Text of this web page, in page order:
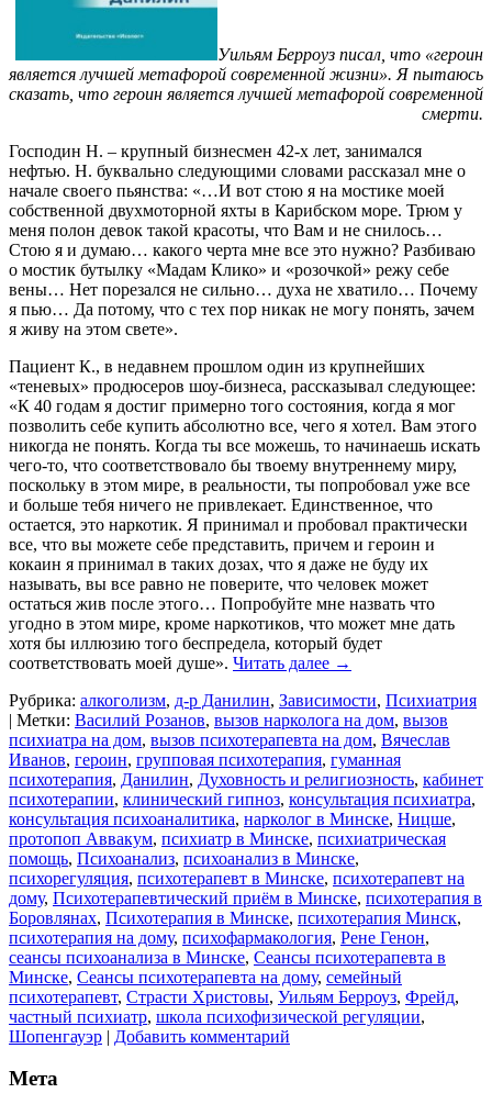
Уильям Берроуз писал, что «героин
является лучшей метафорой современной жизни». Я пытаюсь
сказать, что героин является лучшей метафорой современной
смерти.
Господин Н. – крупный бизнесмен 42-х лет, занимался
нефтью. Н. буквально следующими словами рассказал мне о
начале своего пьянства: «…И вот стою я на мостике моей
собственной двухмоторной яхты в Карибском море. Трюм у
меня полон девок такой красоты, что Вам и не снилось…
Стою я и думаю… какого черта мне все это нужно? Разбиваю
о мостик бутылку «Мадам Клико» и «розочкой» режу себе
вены… Нет порезался не сильно… духа не хватило… Почему
я пью… Да потому, что с тех пор никак не могу понять, зачем
я живу на этом свете».
Пациент К., в недавнем прошлом один из крупнейших
«теневых» продюсеров шоу-бизнеса, рассказывал следующее:
«К 40 годам я достиг примерно того состояния, когда я мог
позволить себе купить абсолютно все, чего я хотел. Вам этого
никогда не понять. Когда ты все можешь, то начинаешь искать
чего-то, что соответствовало бы твоему внутреннему миру,
поскольку в этом мире, в реальности, ты попробовал уже все
и больше тебя ничего не привлекает. Единственное, что
остается, это наркотик. Я принимал и пробовал практически
все, что вы можете себе представить, причем и героин и
кокаин я принимал в таких дозах, что я даже не буду их
называть, вы все равно не поверите, что человек может
остаться жив после этого… Попробуйте мне назвать что
угодно в этом мире, кроме наркотиков, что может мне дать
хотя бы иллюзию того беспредела, который будет
соответствовать моей душе». Читать далее →
Рубрика: алкоголизм, д-р Данилин, Зависимости, Психиатрия
| Метки: Василий Розанов, вызов нарколога на дом, вызов
психиатра на дом, вызов психотерапевта на дом, Вячеслав
Иванов, героин, групповая психотерапия, гуманная
психотерапия, Данилин, Духовность и религиозность, кабинет
психотерапии, клинический гипноз, консультация психиатра,
консультация психоаналитика, нарколог в Минске, Ницше,
протопоп Аввакум, психиатр в Минске, психиатрическая
помощь, Психоанализ, психоанализ в Минске,
психорегуляция, психотерапевт в Минске, психотерапевт на
дому, Психотерапевтический приём в Минске, психотерапия в
Боровлянах, Психотерапия в Минске, психотерапия Минск,
психотерапия на дому, психофармакология, Рене Генон,
сеансы психоанализа в Минске, Сеансы психотерапевта в
Минске, Сеансы психотерапевта на дому, семейный
психотерапевт, Страсти Христовы, Уильям Берроуз, Фрейд,
частный психиатр, школа психофизической регуляции,
Шопенгауэр | Добавить комментарий
Мета